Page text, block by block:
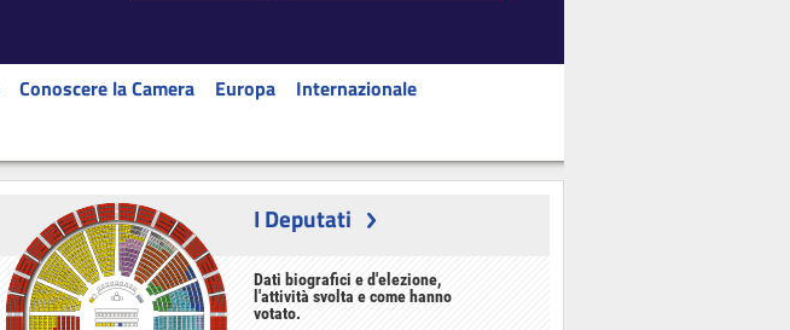
Conoscere la Camera Europa
Internazionale
I Deputati
Dati biografici e d'elezione,
l'attività svolta e come hanno
votato.